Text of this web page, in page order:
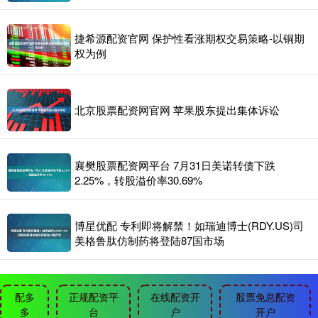
捷希源配资官网 保护性看涨期权交易策略-以铜期
权为例
北京股票配资网官网 苹果股东提出集体诉讼
襄樊股票配资网平台 7月31日美诺转债下跌
2.25%，转股溢价率30.69%
博星优配 专利即将解禁！如瑞迪博士(RDY.US)司
美格鲁肽仿制药将登陆87国市场
配多
多
正规配资平
台
在线配资开
户
股票免息配资
开户